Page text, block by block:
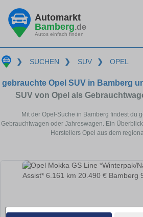
Automarkt
Bamberg.de
Autos einfach finden
❯ SUCHEN ❯ SUV ❯ OPEL
gebrauchte Opel SUV in Bamberg
SUV von Opel als
Mit der Opel-Suche in Bamberg findest du
Gebrauchtwagen oder Jahreswagen. Ein
Herstellers Opel aus dem